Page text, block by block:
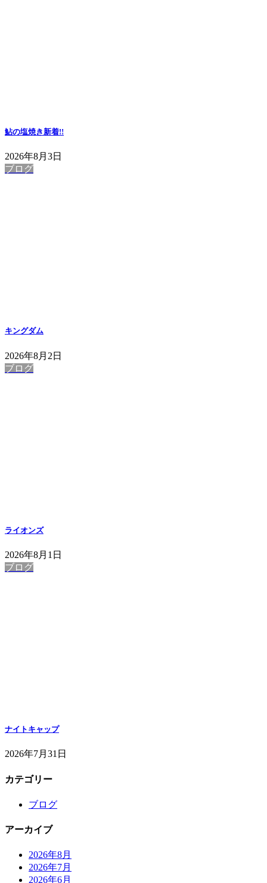
鮎の塩焼き新着!!
2026年8月3日
ブログ
キングダム
2026年8月2日
ブログ
ライオンズ
2026年8月1日
ブログ
ナイトキャップ
2026年7月31日
カテゴリー
ブログ
アーカイブ
2026年8月
2026年7月
2026年6月